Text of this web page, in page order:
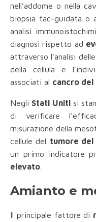
nell’addome o nella
biopsia tac-guidata o
analisi
diagnosi rispetto ad
attraverso l'analisi
della cellula e
associati al cancro
Negli Stati Unitisi
di verificare
misurazione della
cellule del tumore
un primo indicatore
elevato
Amianto e
Il principale fattore di